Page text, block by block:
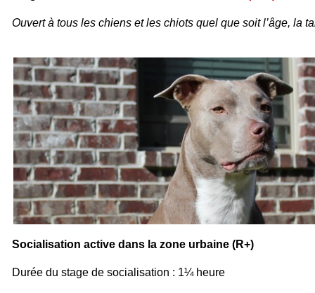
Ouvert à tous les chiens et les chiots quel que soit l’âge, la
Socialisation active dans la zone urbaine (R+)
Durée du stage de socialisation : 1¼ heure